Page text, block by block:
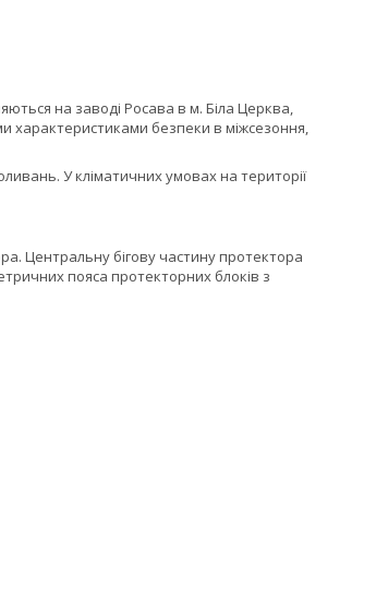
на заводі Росава в м. Біла Церква,
характеристиками безпеки в міжсезоння,
У кліматичних умовах на території
Центральну бігову частину протектора
пояса протекторних блоків з